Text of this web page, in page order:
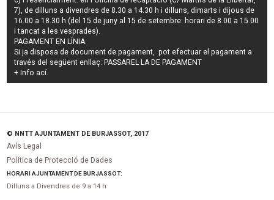
7), de dilluns a divendres de 8.30 a 14.30 h i dilluns, dimarts i dijous de
16.00 a 18.30 h (del 15 de juny al 15 de setembre: horari de 8.00 a 15.00
i tancat a les vesprades).
PAGAMENT EN LÍNIA:
Si ja disposa de document de pagament, pot efectuar el pagament a
través del següent enllaç: PASSAREL·LA DE PAGAMENT
+ Info ací.
© NNTT AJUNTAMENT DE BURJASSOT, 2017
Avís Legal
Política de Protecció de Dades
HORARI AJUNTAMENT DE BURJASSOT:
Dilluns a Divendres de 9 a 14 h